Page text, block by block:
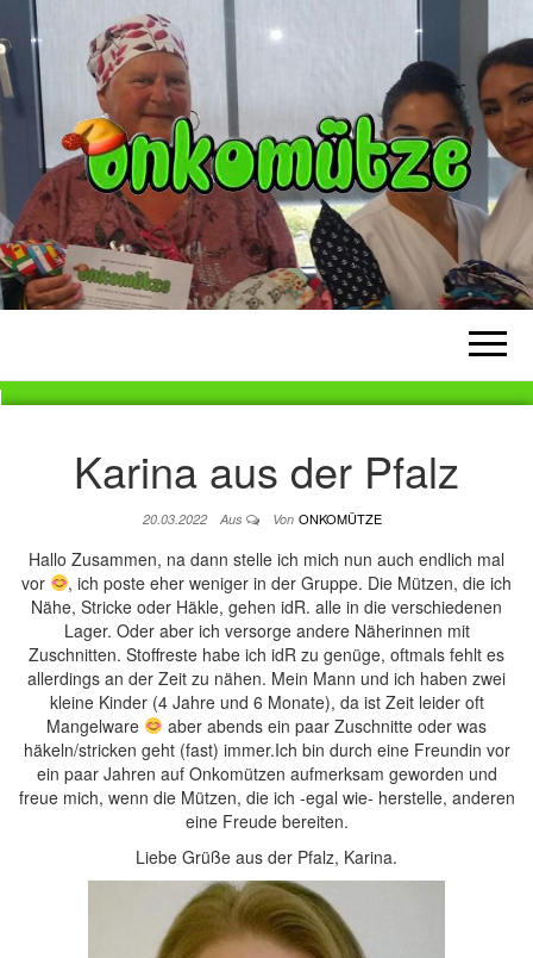
ONKOMÜTZE
Eine Mütze für Krebskranke
Menschen
Karina aus der Pfalz
20.03.2022 Aus Von ONKOMÜTZE
Hallo Zusammen, na dann stelle ich mich nun auch endlich mal
vor
, ich poste eher weniger in der Gruppe. Die Mützen, die ich
Nähe, Stricke oder Häkle, gehen idR. alle in die verschiedenen
Lager. Oder aber ich versorge andere Näherinnen mit
Zuschnitten. Stoffreste habe ich idR zu genüge, oftmals fehlt es
allerdings an der Zeit zu nähen. Mein Mann und ich haben zwei
kleine Kinder (4 Jahre und 6 Monate), da ist Zeit leider oft
Mangelware
aber abends ein paar Zuschnitte oder was
häkeln/stricken geht (fast) immer.Ich bin durch eine Freundin vor
ein paar Jahren auf Onkomützen aufmerksam geworden und
freue mich, wenn die Mützen, die ich -egal wie- herstelle, anderen
eine Freude bereiten.
Liebe Grüße aus der Pfalz, Karina.